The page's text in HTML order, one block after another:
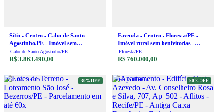
Sítio - Centro - Cabo de Santo
Agostinho/PE - Imóvel sem
benfeitorias - Parcelamento em até
60x
Cabo de Santo Agostinho/PE
R$ 3.863.490,00
Fazenda - Centro - Floresta/PE -
Imóvel rural sem benfeitorias -
Parcelamento em até 60x
Floresta/PE
R$ 760.000,00
VENDA DIRETA 30% OFF VENDA DIRETA 50% OFF